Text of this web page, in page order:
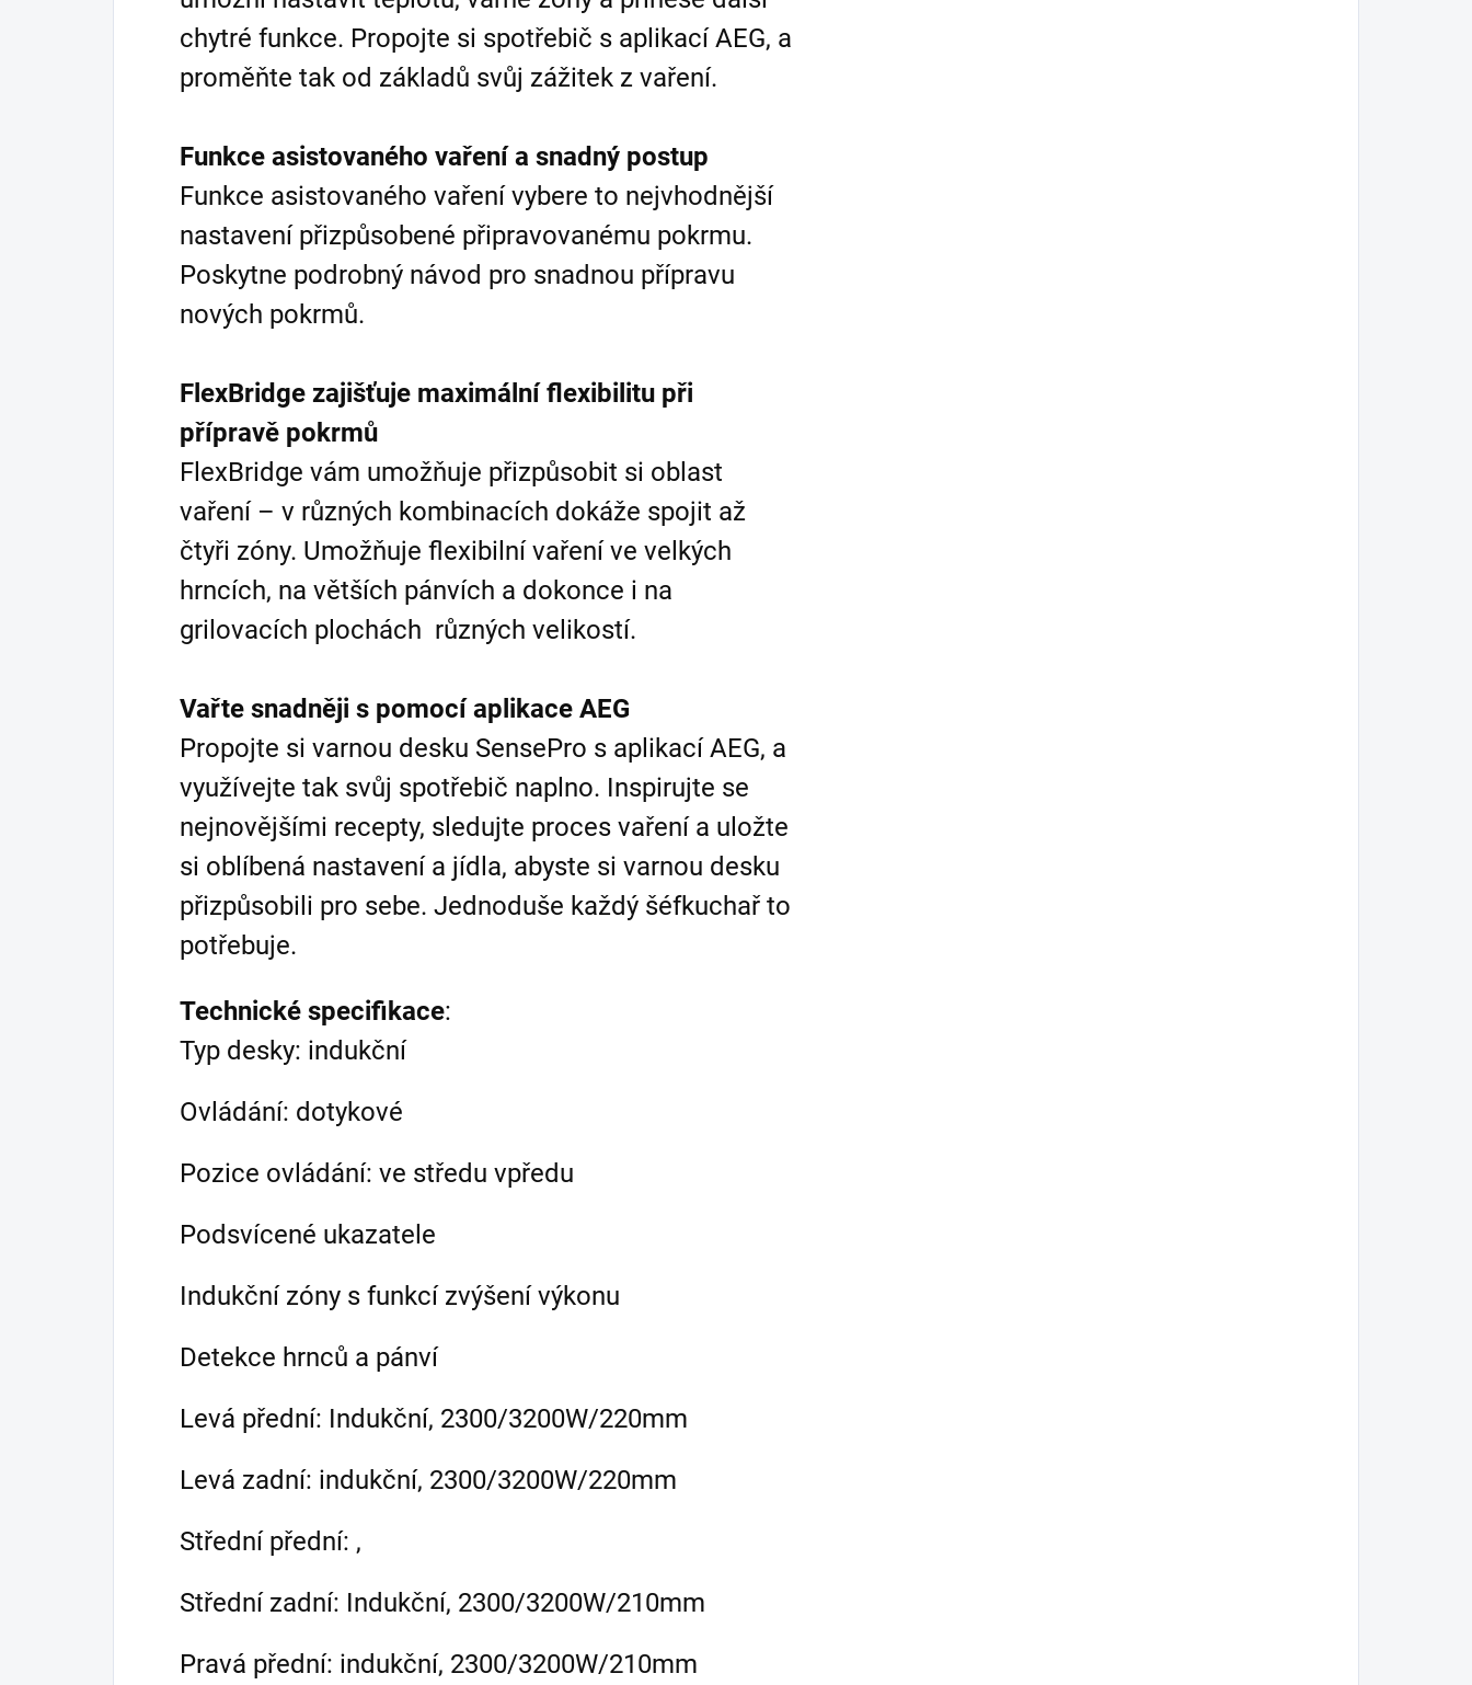
chytré funkce. Propojte si spotřebič s aplikací AEG, a
proměňte tak od základů svůj zážitek z vaření.
Funkce asistovaného vaření a snadný postup
Funkce asistovaného vaření vybere to nejvhodnější
nastavení přizpůsobené připravovanému pokrmu.
Poskytne podrobný návod pro snadnou přípravu
nových pokrmů.
FlexBridge zajišťuje maximální flexibilitu při
přípravě pokrmů
FlexBridge vám umožňuje přizpůsobit si oblast
vaření – v různých kombinacích dokáže spojit až
čtyři zóny. Umožňuje flexibilní vaření ve velkých
hrncích, na větších pánvích a dokonce i na
grilovacích plochách různých velikostí.
Vařte snadněji s pomocí aplikace AEG
Propojte si varnou desku SensePro s aplikací AEG, a
využívejte tak svůj spotřebič naplno. Inspirujte se
nejnovějšími recepty, sledujte proces vaření a uložte
si oblíbená nastavení a jídla, abyste si varnou desku
přizpůsobili pro sebe. Jednoduše každý šéfkuchař to
potřebuje.
Technické specifikace:
Typ desky: indukční
Ovládání: dotykové
Pozice ovládání: ve středu vpředu
Podsvícené ukazatele
Indukční zóny s funkcí zvýšení výkonu
Detekce hrnců a pánví
Levá přední: Indukční, 2300/3200W/220mm
Levá zadní: indukční, 2300/3200W/220mm
Střední přední: ,
Střední zadní: Indukční, 2300/3200W/210mm
Pravá přední: indukční, 2300/3200W/210mm